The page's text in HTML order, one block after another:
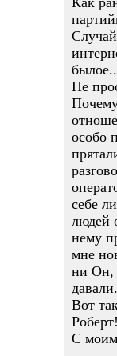
Не
особо
себе
людей
нему
мне
ни Он,
Вот
Роберт!
С